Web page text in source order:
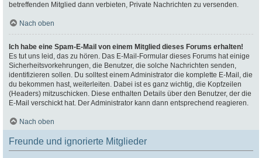
betreffenden Mitglied dann verbieten, Private Nachrichten zu versenden.
Nach oben
Ich habe eine Spam-E-Mail von einem Mitglied dieses Forums erhalten!
Es tut uns leid, das zu hören. Das E-Mail-Formular dieses Forums hat einige
Sicherheitsvorkehrungen, die Benutzer, die solche Nachrichten senden,
identifizieren sollen. Du solltest einem Administrator die komplette E-Mail, die
du bekommen hast, weiterleiten. Dabei ist es ganz wichtig, die Kopfzeilen
(Headers) mitzuschicken. Diese enthalten Details über den Benutzer, der die
E-Mail verschickt hat. Der Administrator kann dann entsprechend reagieren.
Nach oben
Freunde und ignorierte Mitglieder